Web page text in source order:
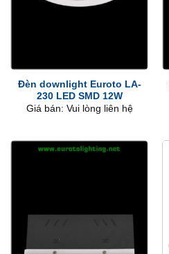
Đèn downlight Euroto LA-
230 LED SMD 12W
Giá bán: Vui lòng liên hệ